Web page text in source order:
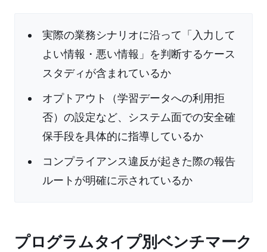
実際の業務シナリオに沿って「入力して
よい情報・悪い情報」を判断するケース
スタディが含まれているか
オプトアウト（学習データへの利用拒
否）の設定など、システム面での安全確
保手段を具体的に指導しているか
コンプライアンス違反が起きた際の報告
ルートが明確に示されているか
プログラムタイプ別ベンチマーク